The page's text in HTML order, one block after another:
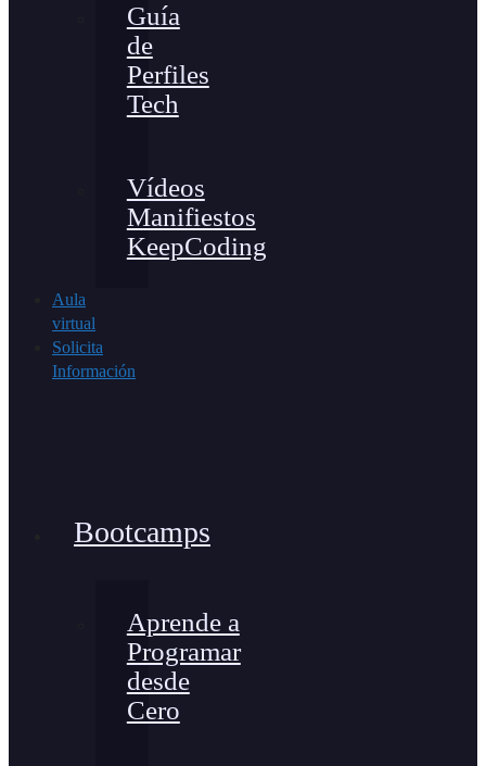
Guía
de
Perfiles
Tech
Vídeos
Manifiestos
KeepCoding
Aula
virtual
Solicita
Información
Bootcamps
Aprende a
Programar
desde
Cero